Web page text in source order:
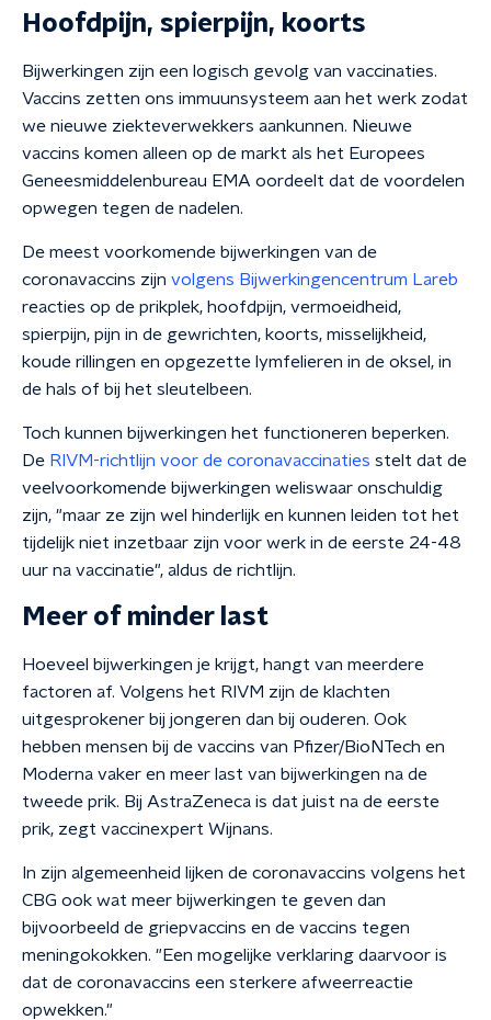
Hoofdpijn, spierpijn, koorts
Bijwerkingen zijn een logisch gevolg van vaccinaties.
Vaccins zetten ons immuunsysteem aan het werk zodat
we nieuwe ziekteverwekkers aankunnen. Nieuwe
vaccins komen alleen op de markt als het Europees
Geneesmiddelenbureau EMA oordeelt dat de voordelen
opwegen tegen de nadelen.
De meest voorkomende bijwerkingen van de
coronavaccins zijn volgens Bijwerkingencentrum Lareb
reacties op de prikplek, hoofdpijn, vermoeidheid,
spierpijn, pijn in de gewrichten, koorts, misselijkheid,
koude rillingen en opgezette lymfelieren in de oksel, in
de hals of bij het sleutelbeen.
Toch kunnen bijwerkingen het functioneren beperken.
De RIVM-richtlijn voor de coronavaccinaties stelt dat de
veelvoorkomende bijwerkingen weliswaar onschuldig
zijn, "maar ze zijn wel hinderlijk en kunnen leiden tot het
tijdelijk niet inzetbaar zijn voor werk in de eerste 24-48
uur na vaccinatie", aldus de richtlijn.
Meer of minder last
Hoeveel bijwerkingen je krijgt, hangt van meerdere
factoren af. Volgens het RIVM zijn de klachten
uitgesprokener bij jongeren dan bij ouderen. Ook
hebben mensen bij de vaccins van Pfizer/BioNTech en
Moderna vaker en meer last van bijwerkingen na de
tweede prik. Bij AstraZeneca is dat juist na de eerste
prik, zegt vaccinexpert Wijnans.
In zijn algemeenheid lijken de coronavaccins volgens het
CBG ook wat meer bijwerkingen te geven dan
bijvoorbeeld de griepvaccins en de vaccins tegen
meningokokken. "Een mogelijke verklaring daarvoor is
dat de coronavaccins een sterkere afweerreactie
opwekken."